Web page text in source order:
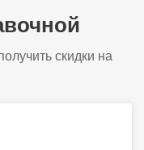
скидки на